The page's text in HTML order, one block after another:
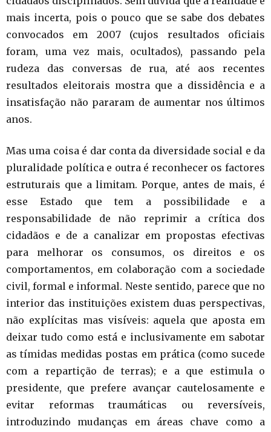
mais incerta, pois o pouco que se sabe dos debates
convocados em 2007 (cujos resultados oficiais
foram, uma vez mais, ocultados), passando pela
rudeza das conversas de rua, até aos recentes
resultados eleitorais mostra que a dissidência e a
insatisfação não pararam de aumentar nos últimos
anos.
Mas uma coisa é dar conta da diversidade social e da
pluralidade política e outra é reconhecer os factores
estruturais que a limitam. Porque, antes de mais, é
esse Estado que tem a possibilidade e a
responsabilidade de não reprimir a crítica dos
cidadãos e de a canalizar em propostas efectivas
para melhorar os consumos, os direitos e os
comportamentos, em colaboração com a sociedade
civil, formal e informal. Neste sentido, parece que no
interior das instituições existem duas perspectivas,
não explícitas mas visíveis: aquela que aposta em
deixar tudo como está e inclusivamente em sabotar
as tímidas medidas postas em prática (como sucede
com a repartição de terras); e a que estimula o
presidente, que prefere avançar cautelosamente e
evitar reformas traumáticas ou reversíveis,
introduzindo mudanças em áreas chave como a